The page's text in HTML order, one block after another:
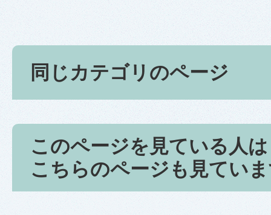
同じカテゴリのページ
このページを見ている人は
こちらのページも見てい